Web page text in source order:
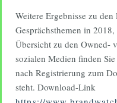
Weitere Ergebnisse zu den
Gesprächsthemen in
Übersicht zu den Owned-
sozialen Medien finden
nach Registrierung zum
steht. Download-Link